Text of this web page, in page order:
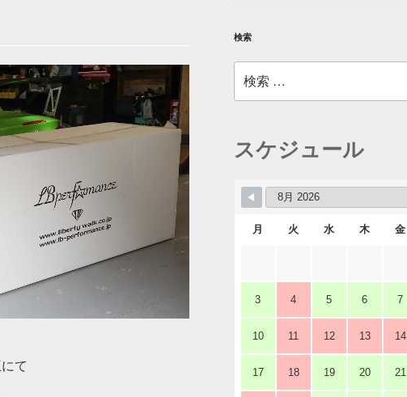
て
検索
索:
スケジュール
月 火 水 木 金
3 4 5 6 7
10 11 12 13 14
17 18 19 20 21